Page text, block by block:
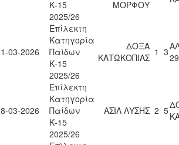
Κ-15
2025/26
ΜΟΡΦΟΥ
03-2026
Επίλεκτη
Κατηγορία
Παίδων
Κ-15
2025/26
ΔΟΞΑ
ΚΑΤΩΚΟΠΙΑΣ 1 3
03-2026
Επίλεκτη
Κατηγορία
Παίδων
Κ-15
2025/26
ΑΣΙΛ ΛΥΣΗΣ 2 5